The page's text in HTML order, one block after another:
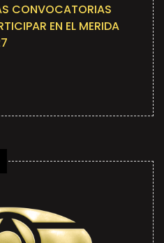
CONVOCATORIAS
EN EL MERIDA